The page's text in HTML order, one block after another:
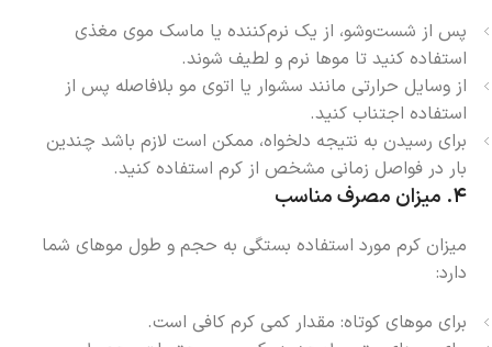
پس از شست‌وشو، از یک نرم‌کننده یا ماسک موی مغذی
استفاده کنید تا موها نرم و لطیف شوند.
از وسایل حرارتی مانند سشوار یا اتوی مو بلافاصله پس از
استفاده اجتناب کنید.
برای رسیدن به نتیجه دلخواه، ممکن است لازم باشد چندین
بار در فواصل زمانی مشخص از کرم استفاده کنید.
۴. میزان مصرف مناسب
میزان کرم مورد استفاده بستگی به حجم و طول موهای شما
دارد:
برای موهای کوتاه: مقدار کمی کرم کافی است.